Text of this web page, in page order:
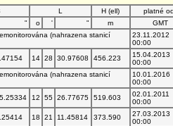
L H (ell)
platné
" o ' " m
GMT
(nahrazena stanicí
23.11.2012
00:00
14 28 30.97608 456.223
15.04.2013
00:00
(nahrazena stanicí
10.01.2016
00:00
12 55 26.77675 519.603
02.01.2011
00:00
18 21 11.45814 373.590
27.03.2013
00:00